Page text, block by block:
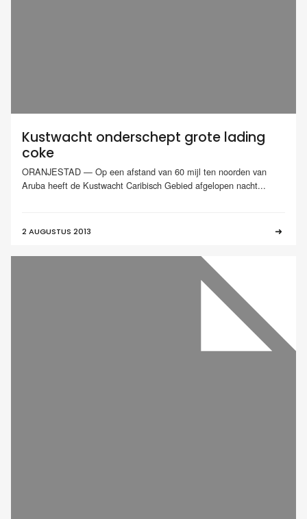
Kustwacht onderschept grote lading
coke
ORANJESTAD — Op een afstand van 60 mijl ten noorden van
Aruba heeft de Kustwacht Caribisch Gebied afgelopen nacht...
2 AUGUSTUS 2013